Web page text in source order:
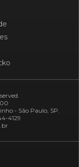
- São Paulo, SP.
4129